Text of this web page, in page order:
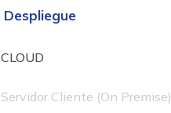
Despliegue
CLOUD
Servidor Cliente (On Premise)